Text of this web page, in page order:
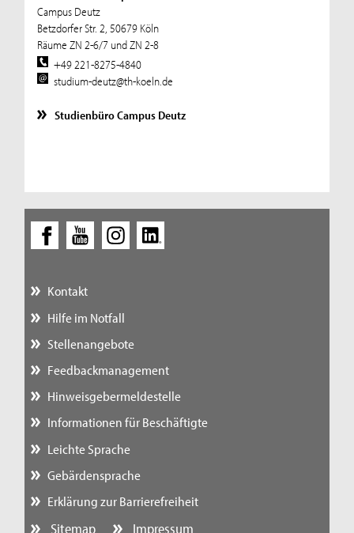
Campus Deutz
Betzdorfer Str. 2, 50679 Köln
Räume ZN 2-6/7 und ZN 2-8
+49 221-8275-4840
studium-deutz@th-koeln.de
Studienbüro Campus Deutz
Kontakt
Hilfe im Notfall
Stellenangebote
Feedbackmanagement
Hinweisgebermeldestelle
Informationen für Beschäftigte
Leichte Sprache
Gebärdensprache
Erklärung zur Barrierefreiheit
Sitemap Impressum